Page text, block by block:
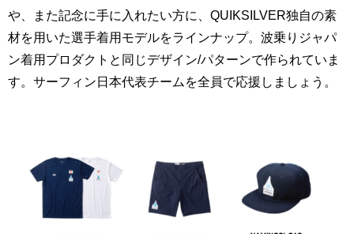
や、また記念に手に入れたい方に、QUIKSILVER独自の素
材を用いた選手着用モデルをラインナップ。波乗りジャパ
ン着用プロダクトと同じデザイン/パターンで作られていま
す。サーフィン日本代表チームを全員で応援しましょう。